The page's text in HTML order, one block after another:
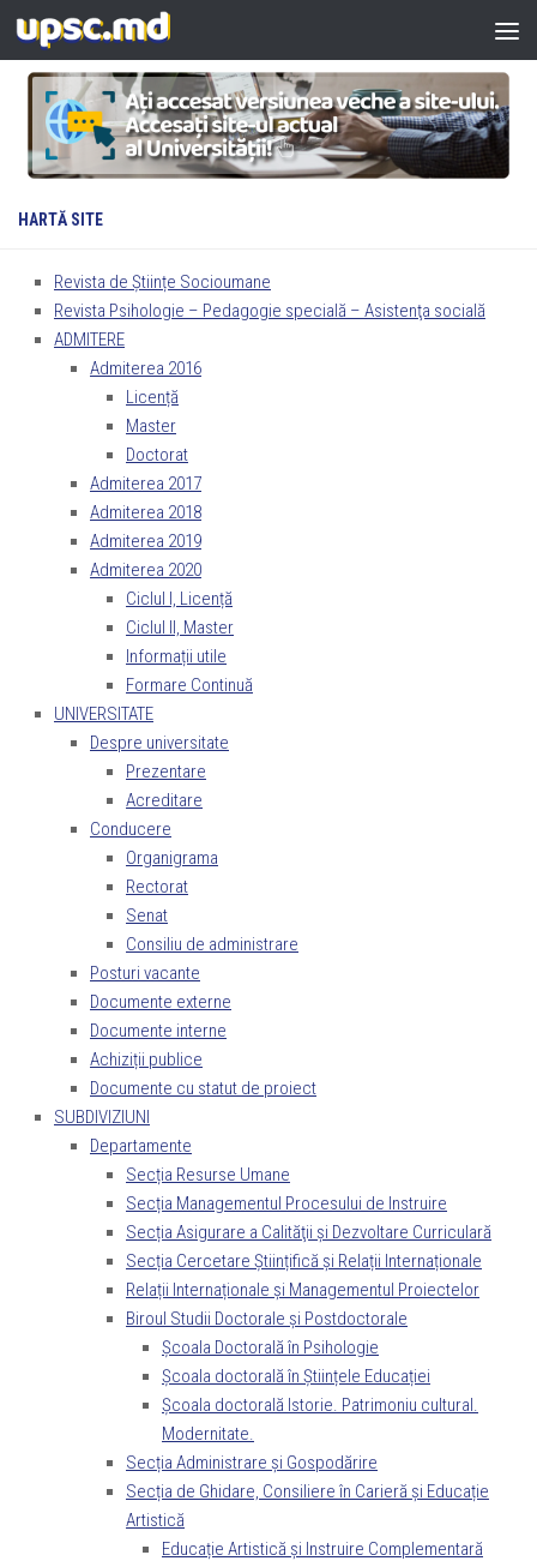
Skip to content
HARTĂ SITE
Revista de Științe Socioumane
Revista Psihologie – Pedagogie specială – Asistenţa socială
ADMITERE
Admiterea 2016
Licență
Master
Doctorat
Admiterea 2017
Admiterea 2018
Admiterea 2019
Admiterea 2020
Ciclul I, Licență
Ciclul II, Master
Informații utile
Formare Continuă
UNIVERSITATE
Despre universitate
Prezentare
Acreditare
Conducere
Organigrama
Rectorat
Senat
Consiliu de administrare
Posturi vacante
Documente externe
Documente interne
Achiziții publice
Documente cu statut de proiect
SUBDIVIZIUNI
Departamente
Secția Resurse Umane
Secția Managementul Procesului de Instruire
Secția Asigurare a Calităţii și Dezvoltare Curriculară
Secția Cercetare Științifică și Relații Internaționale
Relații Internaționale și Managementul Proiectelor
Biroul Studii Doctorale și Postdoctorale
Școala Doctorală în Psihologie
Școala doctorală în Științele Educației
Şcoala doctorală Istorie. Patrimoniu cultural.
Modernitate.
Secția Administrare și Gospodărire
Secția de Ghidare, Consiliere în Carieră și Educație
Artistică
Educație Artistică și Instruire Complementară